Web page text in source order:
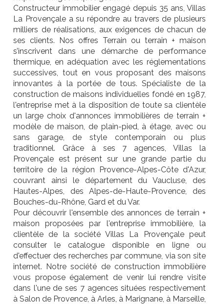
Constructeur immobilier engagé depuis 35 ans, Villas
La Provençale a su répondre au travers de plusieurs
milliers de réalisations, aux exigences de chacun de
ses clients. Nos offres Terrain ou terrain + maison
s’inscrivent dans une démarche de performance
thermique, en adéquation avec les réglementations
successives, tout en vous proposant des maisons
innovantes à la portée de tous. Spécialiste de la
construction de maisons individuelles fondé en 1987,
l'entreprise met à la disposition de toute sa clientèle
un large choix d'annonces immobilières de terrain +
modèle de maison, de plain-pied, à étage, avec ou
sans garage, de style contemporain ou plus
traditionnel. Grâce à ses 7 agences, Villas la
Provençale est présent sur une grande partie du
territoire de la région Provence-Alpes-Côte d'Azur,
couvrant ainsi le département du Vaucluse, des
Hautes-Alpes, des Alpes-de-Haute-Provence, des
Bouches-du-Rhône, Gard et du Var.
Pour découvrir l'ensemble des annonces de terrain +
maison proposées par l'entreprise immobilière, la
clientèle de la société Villas La Provençale peut
consulter le catalogue disponible en ligne ou
d'effectuer des recherches par commune, via son site
internet. Notre société de construction immobilière
vous propose également de venir lui rendre visite
dans l'une de ses 7 agences situées respectivement
à Salon de Provence, à Arles, à Marignane, à Marseille,